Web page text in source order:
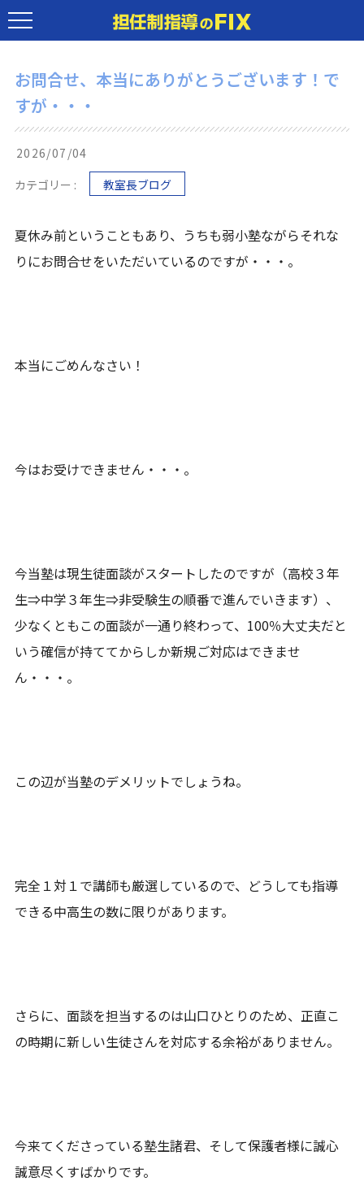
お問合せ、本当にありがとうございます！で
すが・・・
2026/07/04
カテゴリー :
教室長ブログ
夏休み前ということもあり、うちも弱小塾ながらそれな
りにお問合せをいただいているのですが・・・。
本当にごめんなさい！
今はお受けできません・・・。
今当塾は現生徒面談がスタートしたのですが（高校３年
生⇒中学３年生⇒非受験生の順番で進んでいきます）、
少なくともこの面談が一通り終わって、100％大丈夫だと
いう確信が持ててからしか新規ご対応はできませ
ん・・・。
この辺が当塾のデメリットでしょうね。
完全１対１で講師も厳選しているので、どうしても指導
できる中高生の数に限りがあります。
さらに、面談を担当するのは山口ひとりのため、正直こ
の時期に新しい生徒さんを対応する余裕がありません。
今来てくださっている塾生諸君、そして保護者様に誠心
誠意尽くすばかりです。